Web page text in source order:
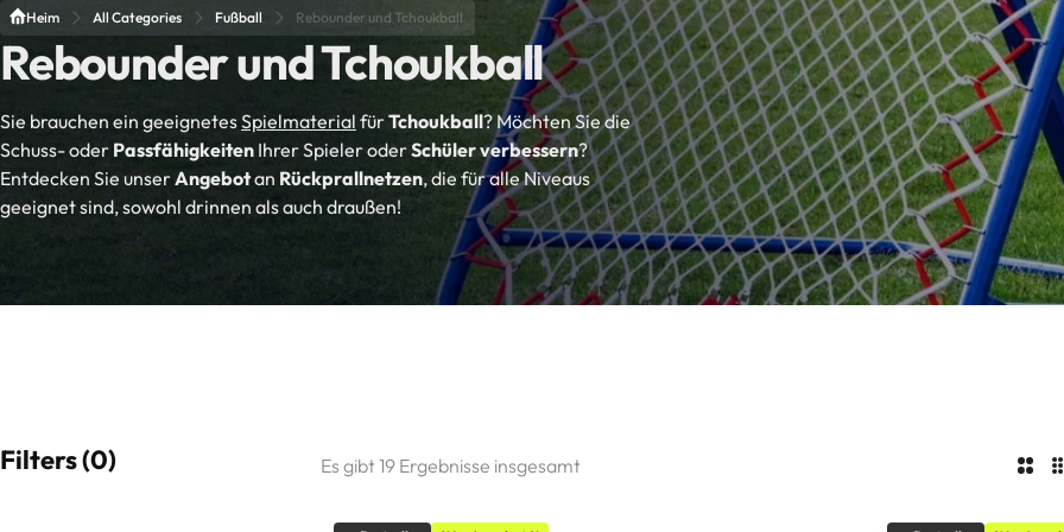
Heim All Categories Fußball Rebounder und Tchoukball
Rebounder und Tchoukball
Sie brauchen ein geeignetesSpielmaterial fürTchoukball? Möchten Sie die
Schuss- oder Passfähigkeiten Ihrer Spieler oderSchüler verbessern?
Entdecken Sie unserAngebotan Rückprallnetzen, die für alle Niveaus
geeignet sind, sowohl drinnen als auch draußen!
Filters (0) Es gibt 19 Ergebnisse insgesamt
2